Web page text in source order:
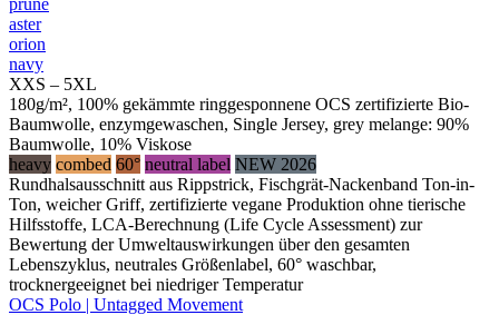
prune
aster
orion
navy
XXS – 5XL
180g/m², 100% gekämmte ringgesponnene OCS zertifizierte Bio-
Baumwolle, enzymgewaschen, Single Jersey, grey melange: 90%
Baumwolle, 10% Viskose
heavy combed 60° neutral label NEW 2026
Rundhalsausschnitt aus Rippstrick, Fischgrät-Nackenband Ton-in-
Ton, weicher Griff, zertifizierte vegane Produktion ohne tierische
Hilfsstoffe, LCA-Berechnung (Life Cycle Assessment) zur
Bewertung der Umweltauswirkungen über den gesamten
Lebenszyklus, neutrales Größenlabel, 60° waschbar,
trocknergeeignet bei niedriger Temperatur
OCS Polo | Untagged Movement